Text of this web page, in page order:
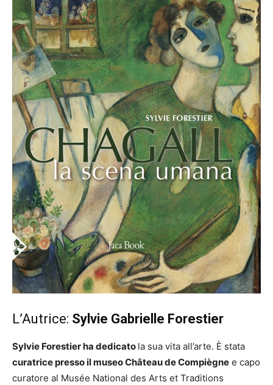
L’Autrice: Sylvie Gabrielle Forestier
Sylvie Forestier ha dedicato la sua vita all’arte. È stata
curatrice presso il museo Château de Compiègne e capo
curatore al Musée National des Arts et Traditions